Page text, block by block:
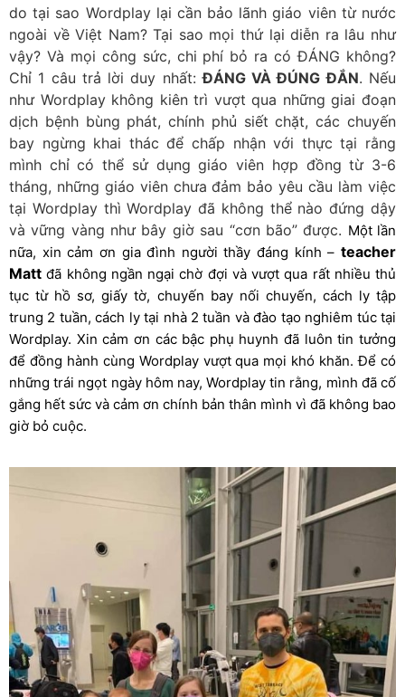
do tại sao Wordplay lại cần bảo lãnh giáo viên từ nước
ngoài về Việt Nam? Tại sao mọi thứ lại diễn ra lâu như
vậy? Và mọi công sức, chi phí bỏ ra có ĐÁNG không?
Chỉ 1 câu trả lời duy nhất:ĐÁNG VÀ ĐÚNG ĐẮN. Nếu
như Wordplay không kiên trì vượt qua những giai đoạn
dịch bệnh bùng phát, chính phủ siết chặt, các chuyến
bay ngừng khai thác để chấp nhận với thực tại rằng
mình chỉ có thể sử dụng giáo viên hợp đồng từ 3-6
tháng, những giáo viên chưa đảm bảo yêu cầu làm việc
tại Wordplay thì Wordplay đã không thể nào đứng dậy
và vững vàng như bây giờ sau “cơn bão” được. Một lần
nữa, xin cảm ơn gia đình người thầy đáng kính – teacher
Matt đã không ngần ngại chờ đợi và vượt qua rất nhiều thủ
tục từ hồ sơ, giấy tờ, chuyến bay nối chuyến, cách ly tập
trung 2 tuần, cách ly tại nhà 2 tuần và đào tạo nghiêm túc tại
Wordplay. Xin cảm ơn các bậc phụ huynh đã luôn tin tưởng
để đồng hành cùng Wordplay vượt qua mọi khó khăn. Để có
những trái ngọt ngày hôm nay, Wordplay tin rằng, mình đã cố
gắng hết sức và cảm ơn chính bản thân mình vì đã không bao
giờ bỏ cuộc.